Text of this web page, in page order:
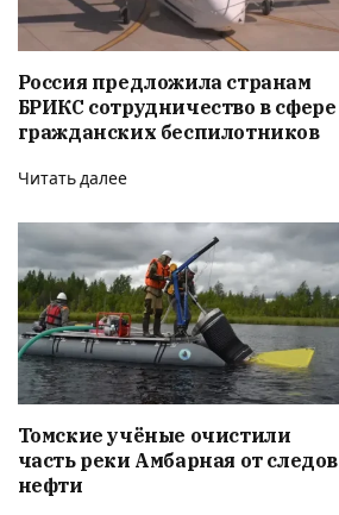
Россия предложила странам
БРИКС сотрудничество в сфере
гражданских беспилотников
Читать далее
Томские учёные очистили
часть реки Амбарная от следов
нефти